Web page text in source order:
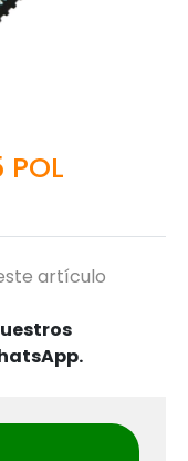
POL
artículo